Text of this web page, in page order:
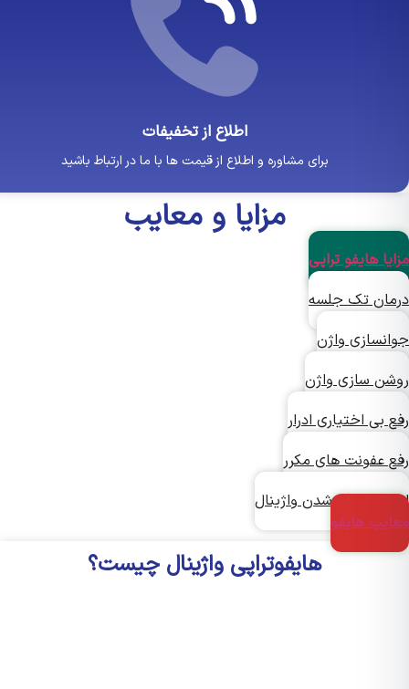
اطلاع از تخفیفات
برای مشاوره و اطلاع از قیمت ها با ما در ارتباط باشید
مزایا و معایب
هایفو تراپی
تک جلسه
واژن
سازی واژن
اختیاری ادرار
عفونت های مکرر
و تنگ شدن واژینال
هایفو
هایفوتراپی واژینال چیست؟